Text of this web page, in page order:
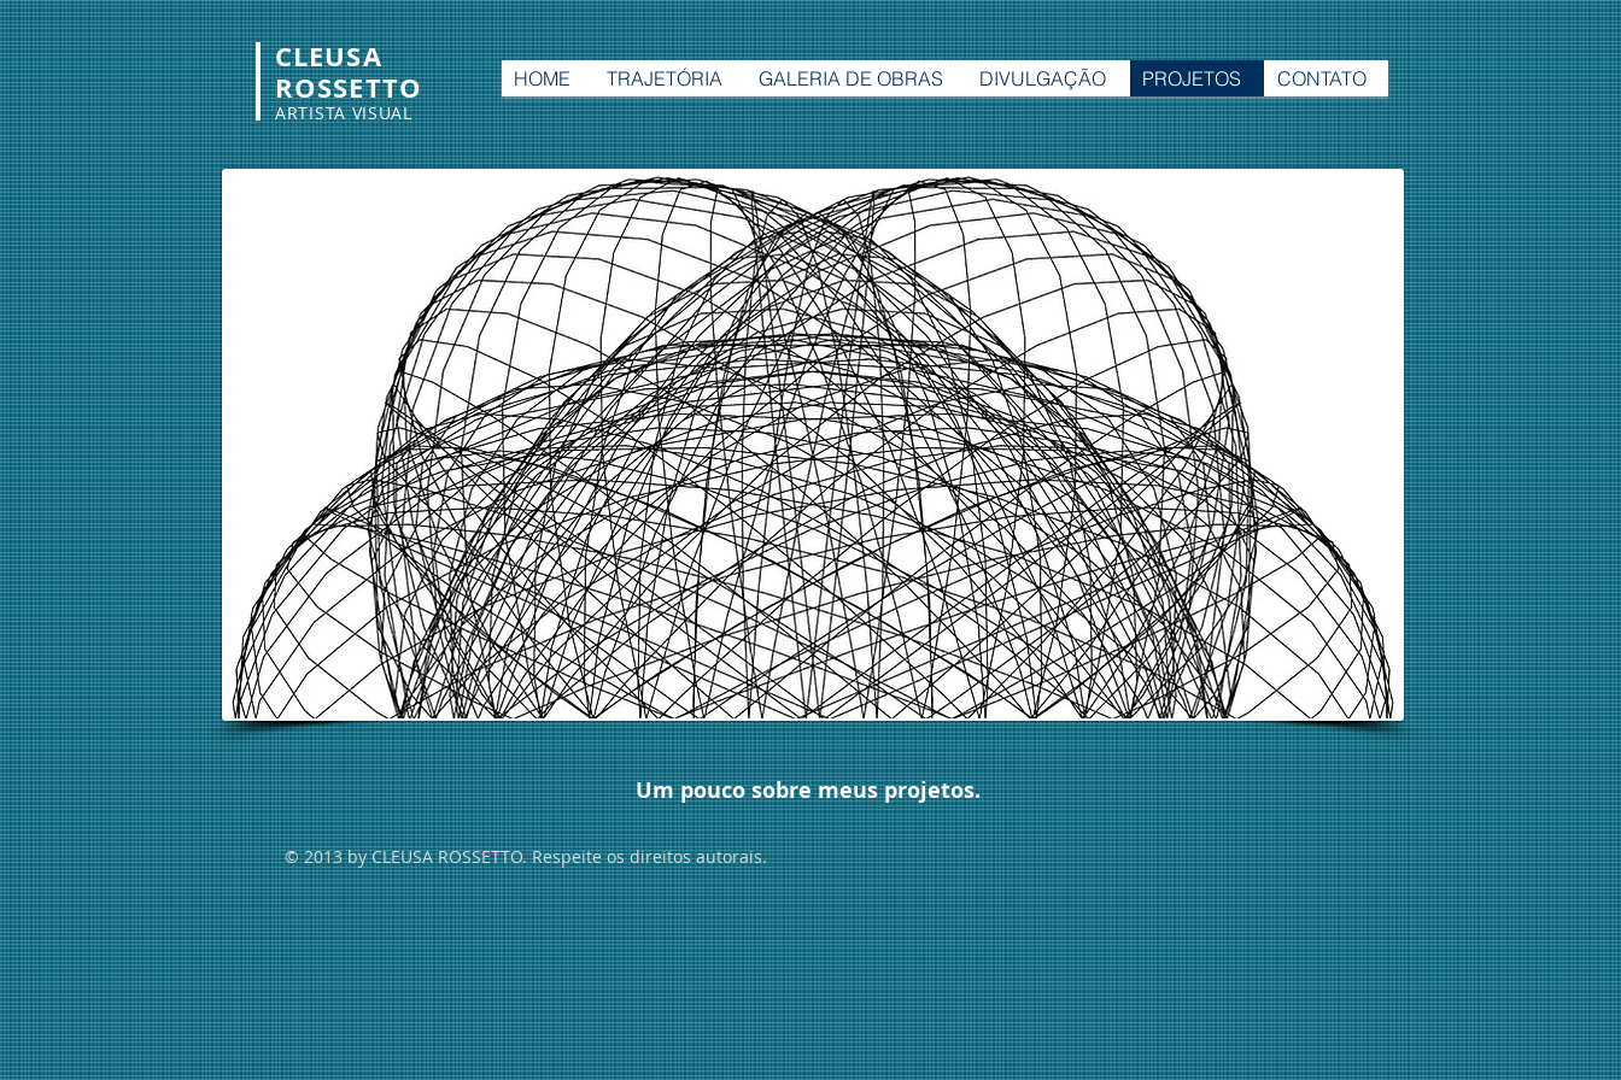
CLEUSA
ROSSETTO
ARTISTA VISUAL
HOME TRAJETÓRIA GALERIA DE OBRAS DIVULGAÇÃO PROJETOS CONTATO
Um pouco sobre meus projetos.
© 2013 by CLEUSA ROSSETTO. Respeite os direitos autorais.